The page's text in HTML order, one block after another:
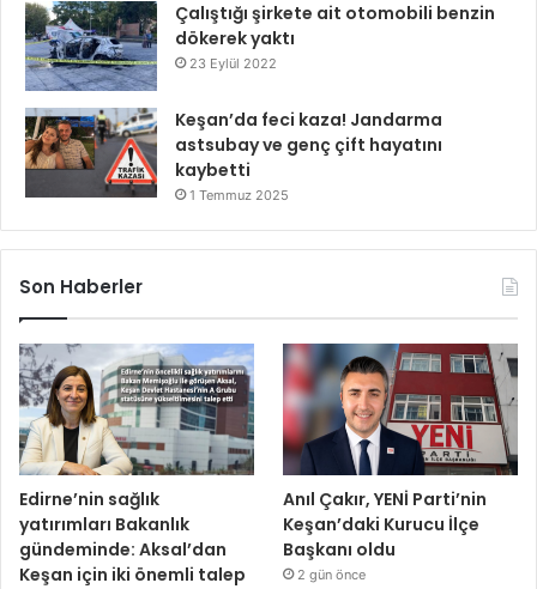
Çalıştığı şirkete ait otomobili benzin
dökerek yaktı
23 Eylül 2022
Keşan’da feci kaza! Jandarma
astsubay ve genç çift hayatını
kaybetti
1 Temmuz 2025
Son Haberler
Edirne’nin sağlık
yatırımları Bakanlık
gündeminde: Aksal’dan
Keşan için iki önemli talep
Anıl Çakır, YENİ Parti’nin
Keşan’daki Kurucu İlçe
Başkanı oldu
2 gün önce